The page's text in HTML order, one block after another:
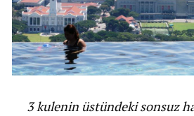
3 kulenin üstündeki sonsuz